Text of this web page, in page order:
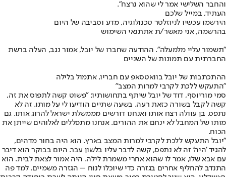
והחבר השלישי אמר לי שהוא נרצח".
העתיד, במייל שלכם
הירשמו עכשיו לניוזלטר טכנולוגיה, מדע וסביבה של היום
בהרשמה, אני מאשר/ת אתתנאי השימוש
"תשמור עליי מלמעלה". ההודעה שחברו של יובל, אמור נגב, העלה ברשת
החברתית עם תמונות של השניים
ההתכתבות של יובל בוואטסאפ עם חבריו, אתמול בלילה
"התעקש ללכת לקרבי למרות המצב"
סמי מוריוסף, דוד של יובל שיתף בתחושותיו: "פשוט קשה לתפוס את זה,
קשה לקבל בשורה כזאת רעה. בשעה שתיים הודיעו לי על מותו. זה לא
נתפס. בן עוולה רצח אותו ואנחנו דורשים מממשלת ישראל להרוג אותו. גם
מותו של המחבל לא ינחם את ההורים. אנחנו מתפללים לאלוהים שייתן את
הכוח.
"יובל התעקש ללכת לקרבי למרות המצב בארץ. הוא היה בחור מדהים,
להגיד 'היה' זה לא נתפס, קשה לדבר עליו בלשון עבר. היום בבוקר הוא דיבר
עם אבא שלו, אמר לו שהוא אחרי משמרת לילה. היה אמור לצאת לבית. הוא
התנדב להחליף אחרים בגזרה כדי שיוכלו לנוח – הגזרה משמיים. למד פה